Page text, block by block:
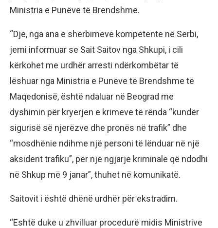
Ministria e Punëve të Brendshme.
“Dje, nga ana e shërbimeve kompetente në Serbi,
jemi informuar se Sait Saitov nga Shkupi, i cili
kërkohet me urdhër arresti ndërkombëtar të
lëshuar nga Ministria e Punëve të Brendshme të
Maqedonisë, është ndaluar në Beograd me
dyshimin për kryerjen e krimeve të rënda “kundër
sigurisë së njerëzve dhe pronës në trafik” dhe
“mosdhënie ndihme një personi të lënduar në një
aksident trafiku”, për një ngjarje kriminale që ndodhi
në Shkup më 9 janar”, thuhet në komunikatë.
Saitovit i është dhënë urdhër për ekstradim.
“Është duke u zhvilluar procedurë midis Ministrive